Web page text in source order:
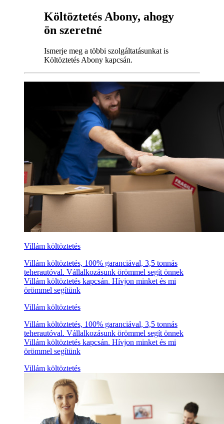
Költöztetés Abony, ahogy
ön szeretné
Ismerje meg a többi szolgáltatásunkat is
Költöztetés Abony kapcsán.
Villám költöztetés
Villám költöztetés, 100% garanciával, 3,5 tonnás
teherautóval. Vállalkozásunk örömmel segít önnek
Villám költöztetés kapcsán. Hívjon minket és mi
örömmel segítünk
Villám költöztetés
Villám költöztetés, 100% garanciával, 3,5 tonnás
teherautóval. Vállalkozásunk örömmel segít önnek
Villám költöztetés kapcsán. Hívjon minket és mi
örömmel segítünk
Villám költöztetés